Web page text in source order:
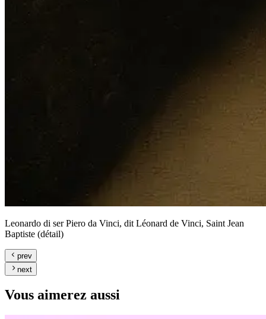
Leonardo di ser Piero da Vinci, dit Léonard de Vinci, Saint Jean
Baptiste (détail)
prev
next
Vous aimerez aussi